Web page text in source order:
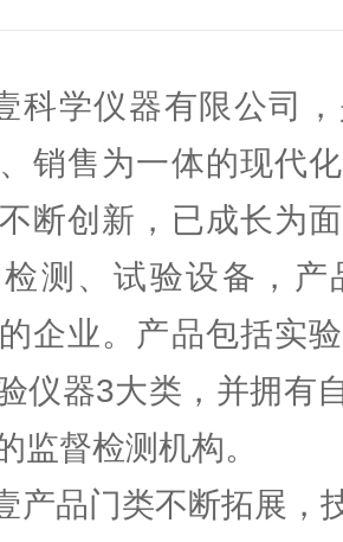
科学仪器有限公司
销售为一体的现代
断创新，已成长为
测、试验设备，
企业。产品包括实
仪器3大类，并拥有
监督检测机构。
产品门类不断拓展，